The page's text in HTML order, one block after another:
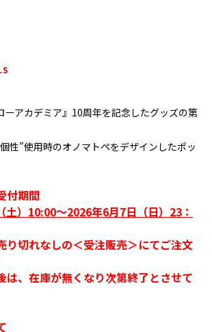
ーアカデミア』10周年を記念したグッズの第
性”使用時のオノマトペをデザインしたポッ
付期間
土）10:00～2026年6月7日（日）23：
切れなしの＜受注販売＞にてご注文
、在庫が無くなり次第終了とさせて